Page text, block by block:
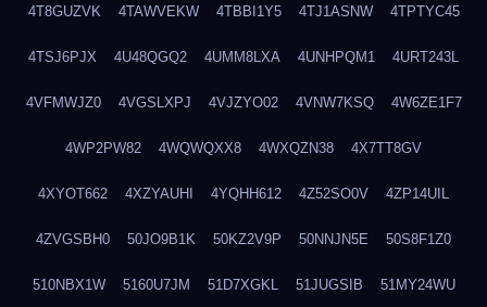
4T8GUZVK 4TAWVEKW 4TBBI1Y5 4TJ1ASNW 4TPTYC45
4TSJ6PJX 4U48QGQ2 4UMM8LXA 4UNHPQM1 4URT243L
4VFMWJZ0 4VGSLXPJ 4VJZYO02 4VNW7KSQ 4W6ZE1F7
4WP2PW82 4WQWQXX8 4WXQZN38 4X7TT8GV
4XYOT662 4XZYAUHI 4YQHH612 4Z52SO0V 4ZP14UIL
4ZVGSBH0 50JO9B1K 50KZ2V9P 50NNJN5E 50S8F1Z0
510NBX1W 5160U7JM 51D7XGKL 51JUGSIB 51MY24WU